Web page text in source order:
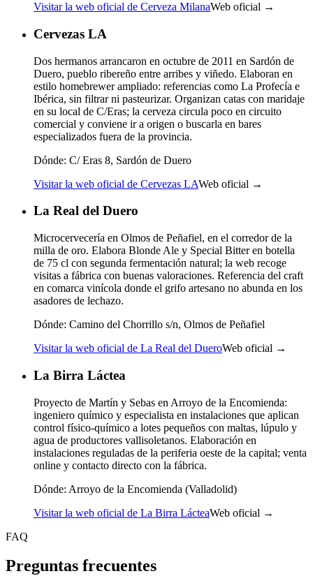
Visitar la web oficial de Cerveza MilanaWeb oficial →
Cervezas LA
Dos hermanos arrancaron en octubre de 2011 en Sardón de
Duero, pueblo ribereño entre arribes y viñedo. Elaboran en
estilo homebrewer ampliado: referencias como La Profecía e
Ibérica, sin filtrar ni pasteurizar. Organizan catas con maridaje
en su local de C/Eras; la cerveza circula poco en circuito
comercial y conviene ir a origen o buscarla en bares
especializados fuera de la provincia.
Dónde: C/ Eras 8, Sardón de Duero
Visitar la web oficial de Cervezas LAWeb oficial →
La Real del Duero
Microcervecería en Olmos de Peñafiel, en el corredor de la
milla de oro. Elabora Blonde Ale y Special Bitter en botella
de 75 cl con segunda fermentación natural; la web recoge
visitas a fábrica con buenas valoraciones. Referencia del craft
en comarca vinícola donde el grifo artesano no abunda en los
asadores de lechazo.
Dónde: Camino del Chorrillo s/n, Olmos de Peñafiel
Visitar la web oficial de La Real del DueroWeb oficial →
La Birra Láctea
Proyecto de Martín y Sebas en Arroyo de la Encomienda:
ingeniero químico y especialista en instalaciones que aplican
control físico-químico a lotes pequeños con maltas, lúpulo y
agua de productores vallisoletanos. Elaboración en
instalaciones reguladas de la periferia oeste de la capital; venta
online y contacto directo con la fábrica.
Dónde: Arroyo de la Encomienda (Valladolid)
Visitar la web oficial de La Birra LácteaWeb oficial →
FAQ
Preguntas frecuentes